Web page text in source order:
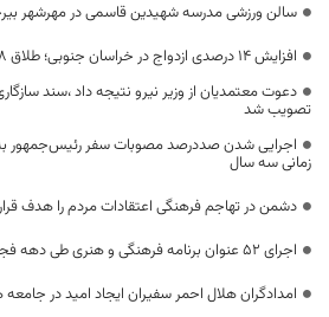
سالن ورزشی مدرسه شهیدین قاسمی در مهرشهر
افزایش ۱۴ درصدی ازدواج در خراسان جنوبی؛ طلاق ۱۸ درصد کاهش یافت
دعوت معتمدیان از وزیر نیرو نتیجه داد ،سند
تصویب شد
اجرایی شدن صددرصد مصوبات سفر رئیس‌جمهور
زمانی سه سال
دشمن در تهاجم فرهنگی اعتقادات مردم را هدف
اجرای ۵۲ عنوان برنامه فرهنگی و هنری طی دهه فجر امسال در خراسان جنوبی
امدادگران هلال احمر سفیران ایجاد امید در